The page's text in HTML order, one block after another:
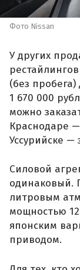
Фото Nissan
У других
(без
1 670 000
можно
Краснодаре
Уссурийске —
Силовой
одинаковый.
литровым
мощностью
японским
приводом.